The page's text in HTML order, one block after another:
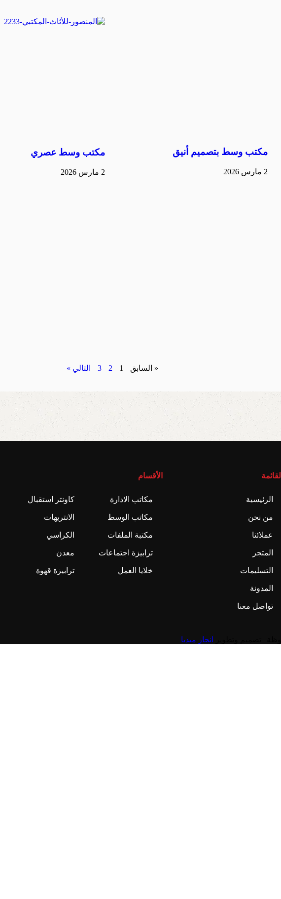
مكتب وسط بتصميم أنيق
2 مارس 2026
مكتب وسط عصري
2 مارس 2026
« السابق
1
2
3 التالي »
القائمة
الرئيسية
من نحن
عملائنا
المتجر
التسليمات
المدونة
تواصل معنا
الأقسام
مكاتب الادارة
مكاتب الوسط
مكتبة الملفات
ترابيزة اجتماعات
خلايا العمل
كاونتر استقبال
الانتريهات
الكراسي
معدن
ترابيزة قهوة
انجاز ميديا